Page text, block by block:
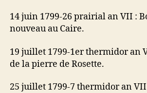
14 juin 1799-26 prairial an VII :
nouveau au Caire.
19 juillet 1799-1er thermidor an
de la pierre de Rosette.
25 juillet 1799-7 thermidor an